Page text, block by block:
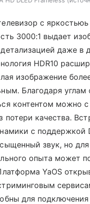
с
3000:1 выдает
даже в
HDR10
изображение
Благодаря углам
контентом можно
потери качества.
с поддержкой
звук, но
опыта может
YaOS
для